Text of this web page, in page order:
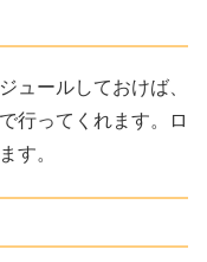
ュールしておけば、
行ってくれます。ロ
す。